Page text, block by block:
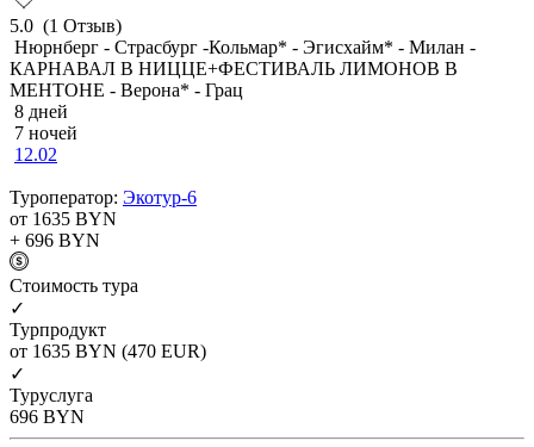
5.0 (1 Отзыв)
Нюрнберг - Страсбург -Кольмар* - Эгисхайм* - Милан -
КАРНАВАЛ В НИЦЦЕ+ФЕСТИВАЛЬ ЛИМОНОВ В
МЕНТОНЕ - Верона* - Грац
8 дней
7 ночей
12.02
Туроператор: Экотур-6
от 1635 BYN
+ 696 BYN
Cтоимость тура
✓
Турпродукт
от 1635 BYN (470 EUR)
✓
Туруслуга
696 BYN